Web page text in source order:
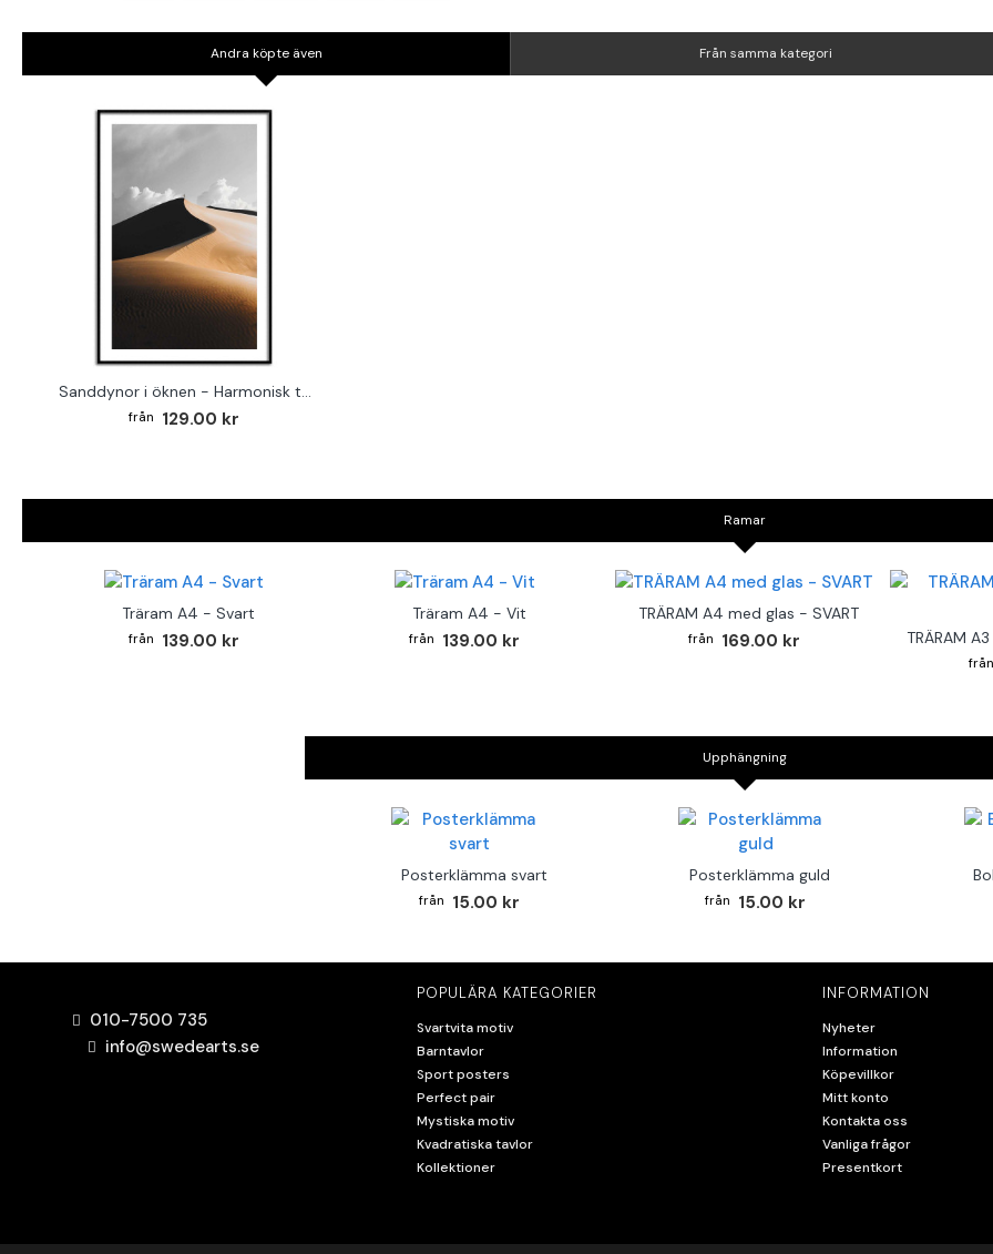
Andra köpte även Från samma kategori
Sanddynor i öknen - Harmonisk tavla
129.00 kr
Ramar
Träram A4 - Svart
139.00 kr
Träram A4 - Vit
139.00 kr
TRÄRAM A4 med glas - SVART
169.00 kr TRÄRAM
Upphängning
Posterklämma svart
15.00 kr
Posterklämma guld
15.00 kr
010-7500 735
info@swedearts.se
POPULÄRA KATEGORIER
Svartvita motiv
Barntavlor
Sport posters
Perfect pair
Mystiska motiv
Kvadratiska tavlor
Kollektioner
INFORMATION
Nyheter
Information
Köpevillkor
Mitt konto
Kontakta oss
Vanliga frågor
Presentkort